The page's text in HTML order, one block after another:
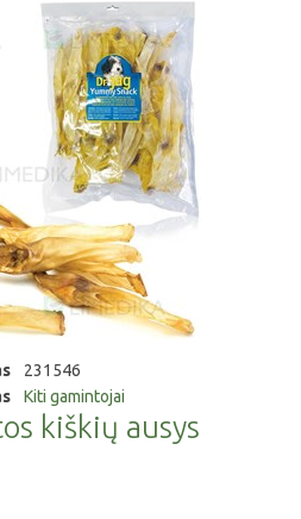
231546
Kiti gamintojai
kiškių ausys